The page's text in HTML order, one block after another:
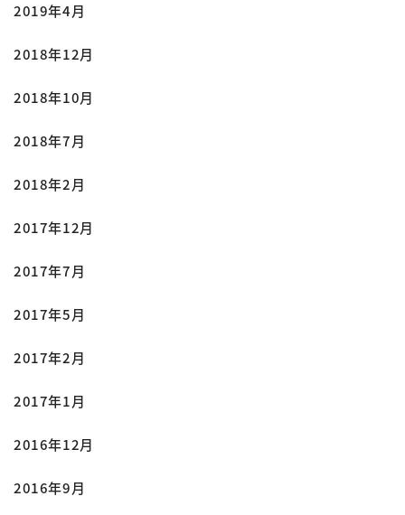
2019年4月
2018年12月
2018年10月
2018年7月
2018年2月
2017年12月
2017年7月
2017年5月
2017年2月
2017年1月
2016年12月
2016年9月